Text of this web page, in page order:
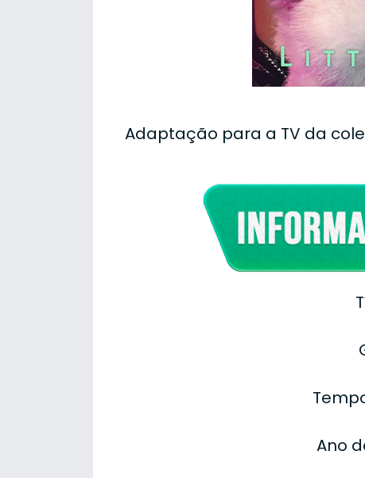
Adaptação para a TV da
Ano